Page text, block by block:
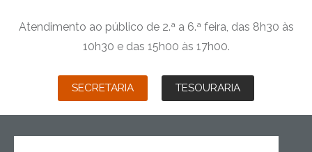
Escola Cultural
Atendimento ao público de 2.ª a 6.ª feira, das 8h30 às
10h30 e das 15h00 às 17h00.
SECRETARIA TESOURARIA